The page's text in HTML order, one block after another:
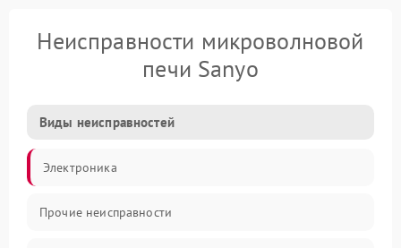
Неисправности микроволновой
печи Sanyo
Виды неисправностей
Электроника
Прочие неисправности